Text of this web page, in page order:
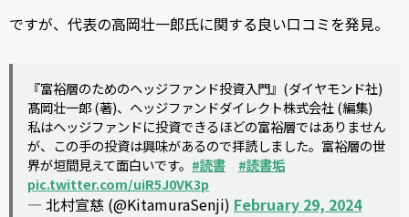
ですが、代表の高岡壮一郎氏に関する良い口コミを発見。
『富裕層のためのヘッジファンド投資入門』(ダイヤモンド社)
髙岡壮一郎 (著)、ヘッジファンドダイレクト株式会社 (編集)
私はヘッジファンドに投資できるほどの富裕層ではありません
が、この手の投資は興味があるので拝読しました。富裕層の世
界が垣間見えて面白いです。 #読書
#読書垢
pic.twitter.com/uiR5J0VK3p
— 北村宣慈 (@KitamuraSenji) February 29, 2024